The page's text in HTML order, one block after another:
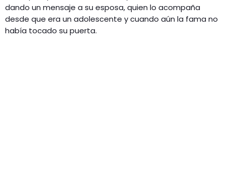
dando un mensaje a su esposa, quien lo acompaña
desde que era un adolescente y cuando aún la fama no
había tocado su puerta.